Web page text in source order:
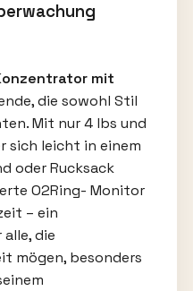
mit
die sowohl Stil
Mit nur 4 lbs und
sich leicht in einem
oder Rucksack
O2Ring- Monitor
– ein
die
mögen, besonders